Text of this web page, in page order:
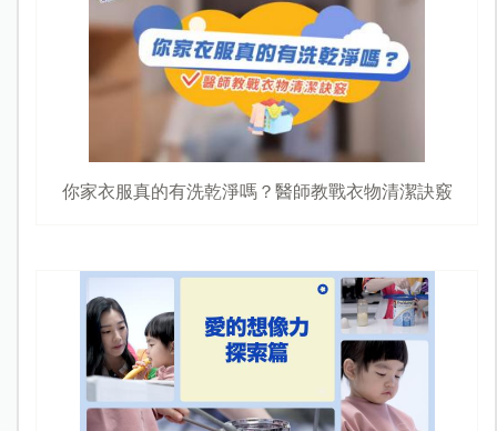
你家衣服真的有洗乾淨嗎？醫師教戰衣物清潔訣竅